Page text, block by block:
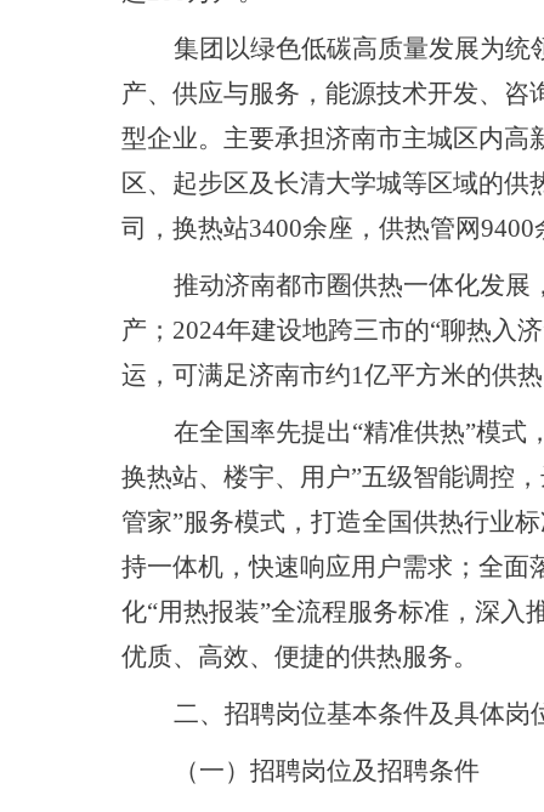
集团以绿色低碳高质量发展为统
产、供应与服务，能源技术开发、
型企业。主要承担济南市主城区内
区、起步区及长清大学城等区域的
司，换热站3400余座，供热管网9400
推动济南都市圈供热一体化发展
产；2024年建设地跨三市的“聊热入
运，可满足济南市约1亿平方米的供
在全国率先提出“精准供热”模式
换热站、楼宇、用户”五级智能调控
管家”服务模式，打造全国供热行业
持一体机，快速响应用户需求；全面
化“用热报装”全流程服务标准，深入
优质、高效、便捷的供热服务。
二、 招聘岗位基本条件及具体岗
（一）招聘岗位及招聘条件